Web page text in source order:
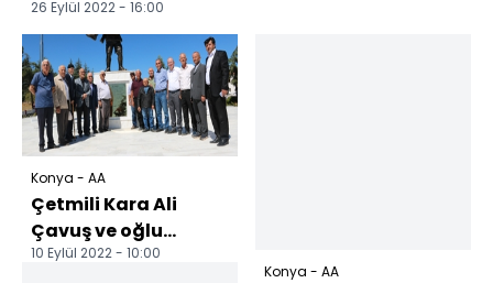
26 Eylül 2022 - 16:00
Konya - AA
Çetmili Kara Ali
Çavuş ve oğlu
şehadetlerinin 100.
10 Eylül 2022 - 10:00
Konya - AA